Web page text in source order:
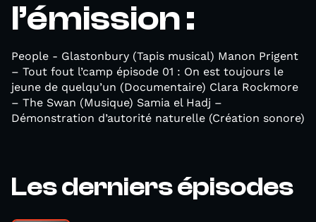
l’émission :
People - Glastonbury (Tapis musical) Manon Prigent
– Tout fout l’camp épisode 01 : On est toujours le
jeune de quelqu’un (Documentaire) Clara Rockmore
– The Swan (Musique) Samia el Hadj –
Démonstration d’autorité naturelle (Création sonore)
Les derniers épisodes